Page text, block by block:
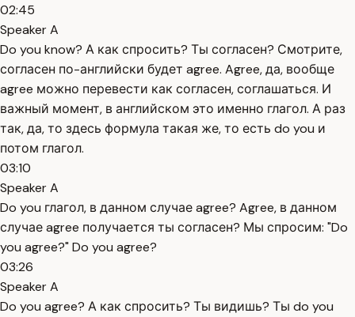
02:45
Speaker A
Do you know? А как спросить? Ты согласен? Смотрите,
согласен по-английски будет agree. Agree, да, вообще
agree можно перевести как согласен, соглашаться. И
важный момент, в английском это именно глагол. А раз
так, да, то здесь формула такая же, то есть do you и
потом глагол.
03:10
Speaker A
Do you глагол, в данном случае agree? Agree, в данном
случае agree получается ты согласен? Мы спросим: "Do
you agree?" Do you agree?
03:26
Speaker A
Do you agree? А как спросить? Ты видишь? Ты do you